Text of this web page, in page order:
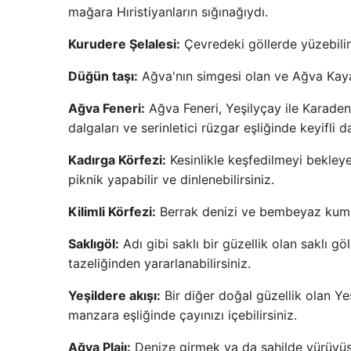
mağara Hıristiyanların sığınağıydı.
Kurudere Şelalesi: Çevredeki göllerde
Düğün taşı: Ağva'nın simgesi olan ve Ağva
Ağva Feneri: Ağva Feneri, Yeşilyçay ile
dalgaları ve serinletici rüzgar eşliğinde keyifli
Kadırga Körfezi: Kesinlikle keşfedilmeyi
piknik yapabilir ve dinlenebilirsiniz.
Kilimli Körfezi: Berrak denizi ve bembeyaz
Saklıgöl: Adı gibi saklı bir güzellik olan saklı
tazeliğinden yararlanabilirsiniz.
Yeşildere akışı: Bir diğer doğal güzellik olan
manzara eşliğinde çayınızı içebilirsiniz.
Ağva Plajı: Denize girmek ya da sahilde